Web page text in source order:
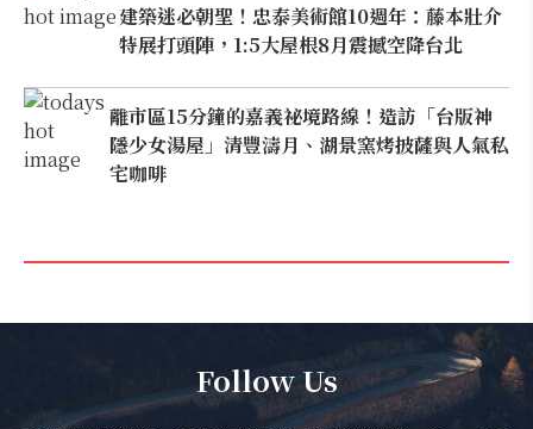
建築迷必朝聖！忠泰美術館10週年：藤本壯介
特展打頭陣，1:5大屋根8月震撼空降台北
離市區15分鐘的嘉義祕境路線！造訪「台版神
隱少女湯屋」清豐濤月、湖景窯烤披薩與人氣私
宅咖啡
Follow Us